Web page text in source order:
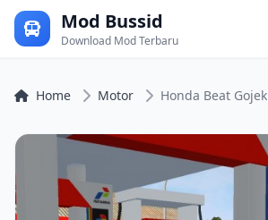
Mod Bussid
Download Mod Terbaru
Home Motor Honda Beat Gojek